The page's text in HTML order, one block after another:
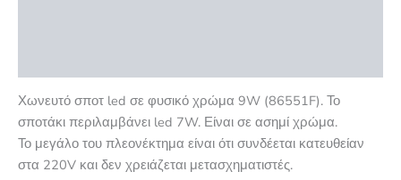
Χωνευτό σποτ led σε φυσικό χρώμα 9W (86551F). Το
σποτάκι περιλαμβάνει led 7W. Είναι σε ασημί χρώμα.
Το μεγάλο του πλεονέκτημα είναι ότι συνδέεται κατευθείαν
στα 220V και δεν χρειάζεται μετασχηματιστές.